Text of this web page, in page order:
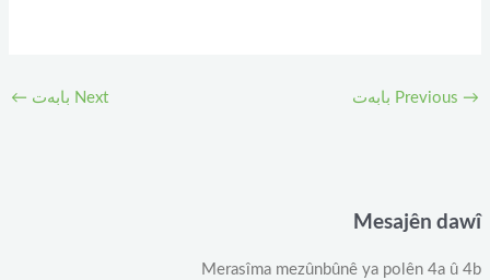
Mesajên dawî
Merasîma mezûnbûnê ya polên 4a û 4b
→ Next بابەت ←